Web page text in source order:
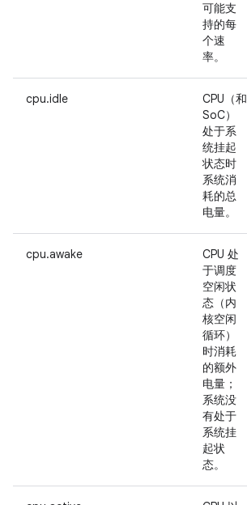
可能支
持的每
个速
率。
cpu.idle
CPU（和
SoC）
处于系
统挂起
状态时
系统消
耗的总
电量。
cpu.awake
CPU 处
于调度
空闲状
态（内
核空闲
循环）
时消耗
的额外
电量；
系统没
有处于
系统挂
起状
态。